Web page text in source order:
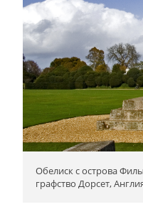
Обелиск с острова
графство Дорсет,